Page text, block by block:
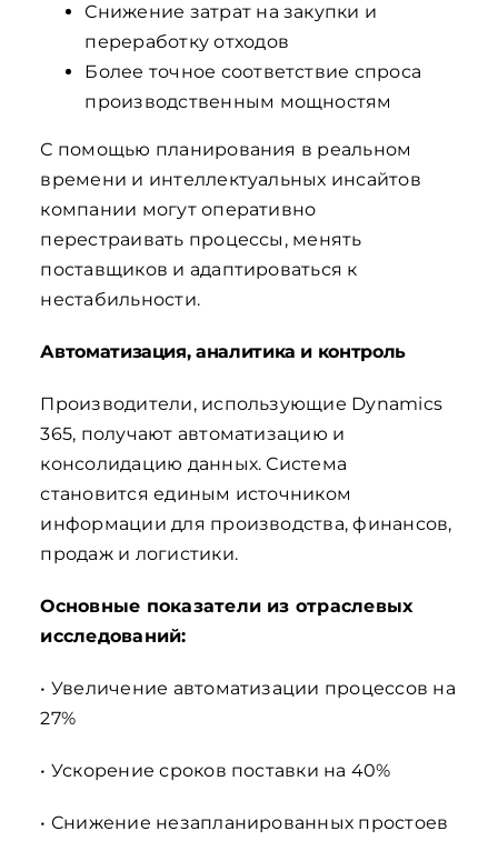
Снижение затрат на закупки и
переработку отходов
Более точное соответствие спроса
производственным мощностям
С помощью планирования в реальном
времени и интеллектуальных инсайтов
компании могут оперативно
перестраивать процессы, менять
поставщиков и адаптироваться к
нестабильности.
Автоматизация, аналитика и контроль
Производители, использующие Dynamics
365, получают автоматизацию и
консолидацию данных. Система
становится единым источником
информации для производства, финансов,
продаж и логистики.
Основные показатели из отраслевых
исследований:
• Увеличение автоматизации процессов на
27%
• Ускорение сроков поставки на 40%
• Снижение незапланированных простоев